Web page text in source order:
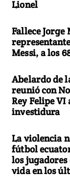
Lionel
Fallece Jorge
Messi, a los
Abelardo de
reunió con
Rey Felipe VI
investidura
La violencia
fútbol
los
vida en los